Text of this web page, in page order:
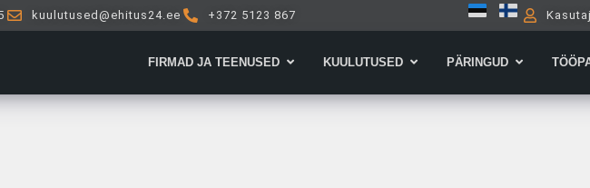
kuulutused@ehitus24.ee +372 5123 867
FIRMAD JA TEENUSED Open Firmad ja teenused
KUULUTUSED Open Kuulutused
PÄRINGUD Open